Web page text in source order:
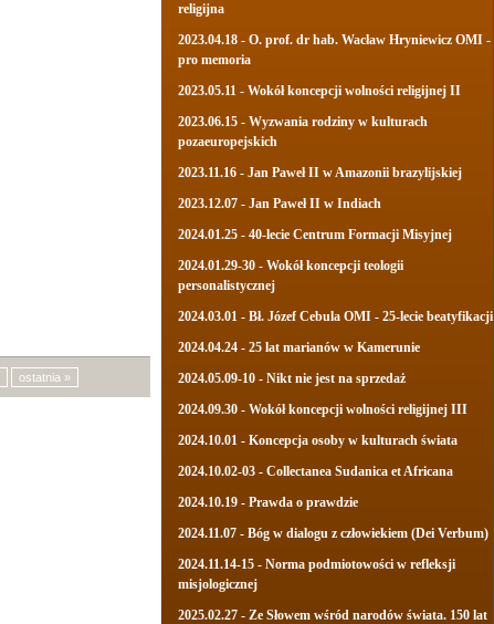
ostatnia »
religijna
2023.04.18 - O. prof. dr hab. Wacław Hryniewicz OMI -
pro memoria
2023.05.11 - Wokół koncepcji wolności religijnej II
2023.06.15 - Wyzwania rodziny w kulturach
pozaeuropejskich
2023.11.16 - Jan Paweł II w Amazonii brazylijskiej
2023.12.07 - Jan Paweł II w Indiach
2024.01.25 - 40-lecie Centrum Formacji Misyjnej
2024.01.29-30 - Wokół koncepcji teologii
personalistycznej
2024.03.01 - Bł. Józef Cebula OMI - 25-lecie beatyfikacji
2024.04.24 - 25 lat marianów w Kamerunie
2024.05.09-10 - Nikt nie jest na sprzedaż
2024.09.30 - Wokół koncepcji wolności religijnej III
2024.10.01 - Koncepcja osoby w kulturach świata
2024.10.02-03 - Collectanea Sudanica et Africana
2024.10.19 - Prawda o prawdzie
2024.11.07 - Bóg w dialogu z człowiekiem (Dei Verbum)
2024.11.14-15 - Norma podmiotowości w refleksji
misjologicznej
2025.02.27 - Ze Słowem wśród narodów świata. 150 lat